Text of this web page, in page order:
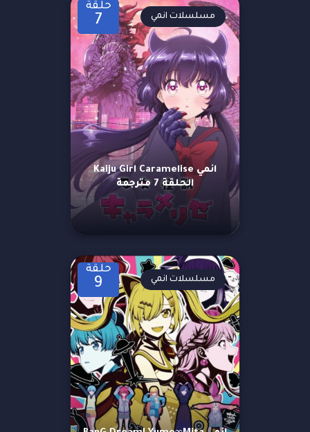
حلقة
7
انمي Kaiju Girl Caramelise
الحلقة 7 مترجمة
مسلسلات انمي
حلقة
9 مسلسلات انمي